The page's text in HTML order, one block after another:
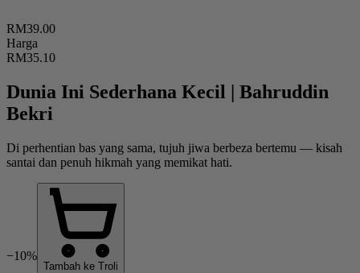
RM39.00
Harga
RM35.10
Dunia Ini Sederhana Kecil | Bahruddin
Bekri
Di perhentian bas yang sama, tujuh jiwa berbeza bertemu — kisah
santai dan penuh hikmah yang memikat hati.
−10%
Tambah ke Troli